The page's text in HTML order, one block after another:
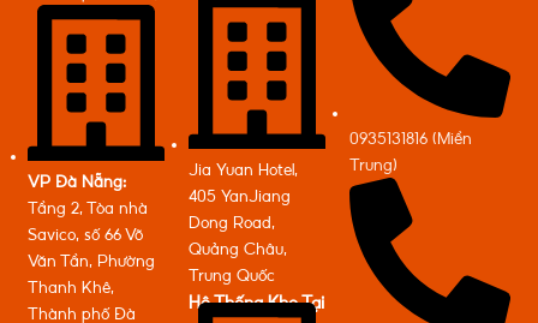
VP Đà Nẵng:
Tầng 2, Tòa nhà
Savico, số 66 Võ
Văn Tần, Phường
Thanh Khê,
Thành phố Đà
Jia Yuan Hotel,
405 YanJiang
Dong Road,
Quảng Châu,
Trung Quốc
Hệ Thống Kho Tại
0935131816 (Miền
Trung)